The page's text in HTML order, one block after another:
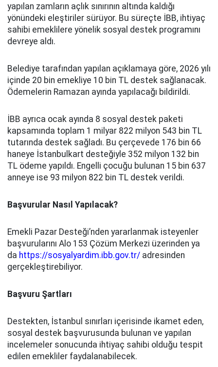
yapılan zamların açlık sınırının altında kaldığı
yönündeki eleştiriler sürüyor. Bu süreçte İBB, ihtiyaç
sahibi emeklilere yönelik sosyal destek programını
devreye aldı.
Belediye tarafından yapılan açıklamaya göre, 2026 yılı
içinde 20 bin emekliye 10 bin TL destek sağlanacak.
Ödemelerin Ramazan ayında yapılacağı bildirildi.
İBB ayrıca ocak ayında 8 sosyal destek paketi
kapsamında toplam 1 milyar 822 milyon 543 bin TL
tutarında destek sağladı. Bu çerçevede 176 bin 66
haneye İstanbulkart desteğiyle 352 milyon 132 bin
TL ödeme yapıldı. Engelli çocuğu bulunan 15 bin 637
anneye ise 93 milyon 822 bin TL destek verildi.
Başvurular Nasıl Yapılacak?
Emekli Pazar Desteği’nden yararlanmak isteyenler
başvurularını Alo 153 Çözüm Merkezi üzerinden ya
da https://sosyalyardim.ibb.gov.tr/ adresinden
gerçekleştirebiliyor.
Başvuru Şartları
Destekten, İstanbul sınırları içerisinde ikamet eden,
sosyal destek başvurusunda bulunan ve yapılan
incelemeler sonucunda ihtiyaç sahibi olduğu tespit
edilen emekliler faydalanabilecek.